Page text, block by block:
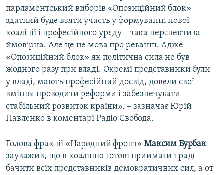
парламентський виборів «Опозиційний блок»
здатний буде взяти участь у формуванні нової
коаліції і професійного уряду – така перспектива
ймовірна. Але це не мова про реванш. Адже
«Опозиційний блок» як політична сила не був
жодного разу при владі. Окремі представники були
у владі, мають професійний досвід, довели свої
вміння проводити реформи і забезпечувати
стабільний розвиток країни», – зазначає Юрій
Павленко в коментарі Радіо Свобода.
Голова фракції «Народний фронт» Максим Бурбак
зауважив, що в коаліцію готові приймати і раді
бачити всіх представників демократичних сил, а от